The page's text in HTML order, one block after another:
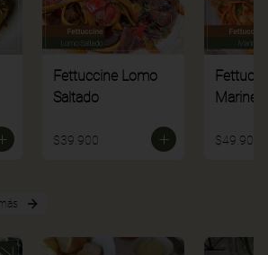
Fettuccine Lomo
Saltado
$39.900
Marinera
$49.900